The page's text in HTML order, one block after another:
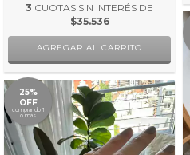
3 CUOTAS SIN INTERÉS DE
$35.536
AGREGAR AL CARRITO
25%
OFF
comprando 1
o más